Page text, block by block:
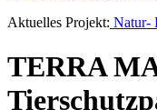
Aktuelles Projekt: Natur-
TERRA